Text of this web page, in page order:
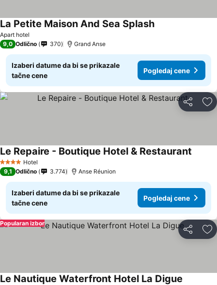
Apart hotel
La Petite Maison And Sea Splash
9,0 Odlično 370 Grand Anse
Izaberi datume da bi se prikazale
tačne cene
Pogledaj cene
Deli
4 ZvezdiceHotel
Le Repaire - Boutique Hotel & Restaurant
9,1 Odlično 3.774 Anse Réunion
Izaberi datume da bi se prikazale
tačne cene
Pogledaj cene
Deli
Popularan izbor
Le Nautique Waterfront Hotel La Digue